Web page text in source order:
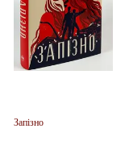
Запізно